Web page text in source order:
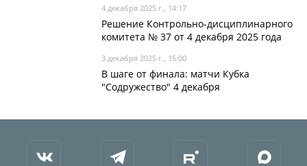
4 декабря 2025 г., 14:17
Решение Контрольно-дисциплинарного
комитета № 37 от 4 декабря 2025 года
3 декабря 2025 г., 15:00
В шаге от финала: матчи Кубка
"Содружество" 4 декабря